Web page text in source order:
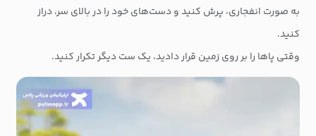
به صورت انفجاری، پرش کنید و دست‌های خود را در بالای سر، دراز
کنید.
وقتی پاها را بر روی زمین قرار دادید، یک ست دیگر تکرار کنید.